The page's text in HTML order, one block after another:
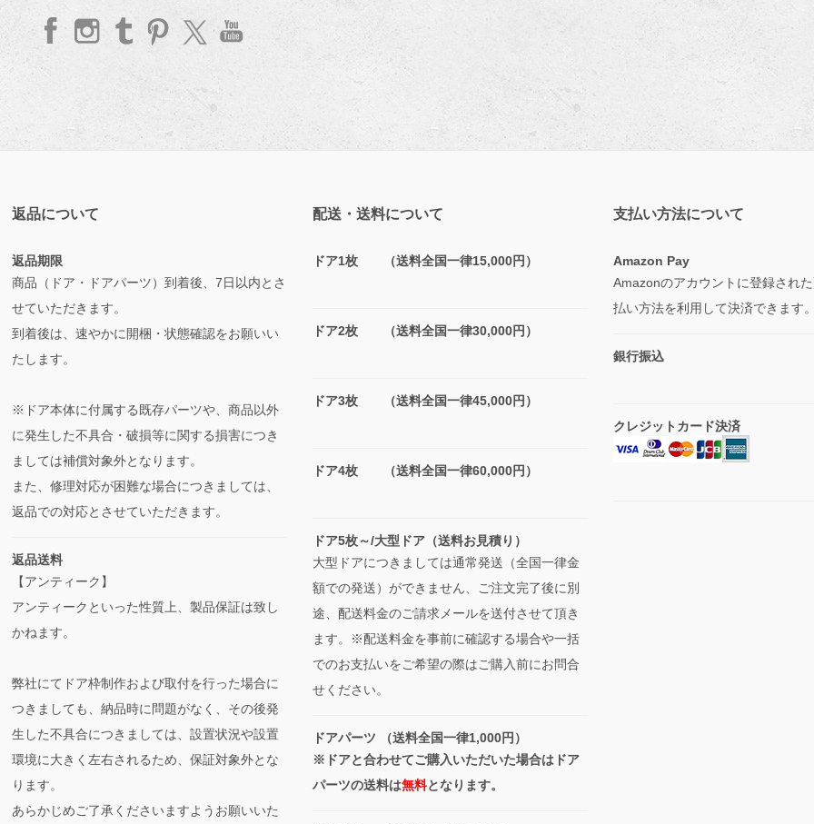
faceb
rest
twitte
ube
返品について
返品期限
商品（ドア・ドアパーツ）到着後、7日以内とさ
せていただきます。
到着後は、速やかに開梱・状態確認をお願いい
たします。
※ドア本体に付属する既存パーツや、商品以外
に発生した不具合・破損等に関する損害につき
ましては補償対象外となります。
また、修理対応が困難な場合につきましては、
返品での対応とさせていただきます。
返品送料
【アンティーク】
アンティークといった性質上、製品保証は致し
かねます。
弊社にてドア枠制作および取付を行った場合に
つきましても、納品時に問題がなく、その後発
生した不具合につきましては、設置状況や設置
環境に大きく左右されるため、保証対象外とな
ります。
あらかじめご了承くださいますようお願いいた
配送・送料について
ドア1枚 （送料全国一律15,000円）
ドア2枚 （送料全国一律30,000円）
ドア3枚 （送料全国一律45,000円）
ドア4枚 （送料全国一律60,000円）
ドア5枚～/大型ドア（送料お見積り）
大型ドアにつきましては通常発送（全国一律金
額での発送）ができません、ご注文完了後に別
途、配送料金のご請求メールを送付させて頂き
ます。※配送料金を事前に確認する場合や一括
でのお支払いをご希望の際はご購入前にお問合
せください。
ドアパーツ （送料全国一律1,000円）
※ドアと合わせてご購入いただいた場合はドア
パーツの送料は無料となります。
支払い方法について
Amazon Pay
Amazonのアカウントに登録され
払い方法を利用して決済できます。
銀行振込
クレジットカード決済